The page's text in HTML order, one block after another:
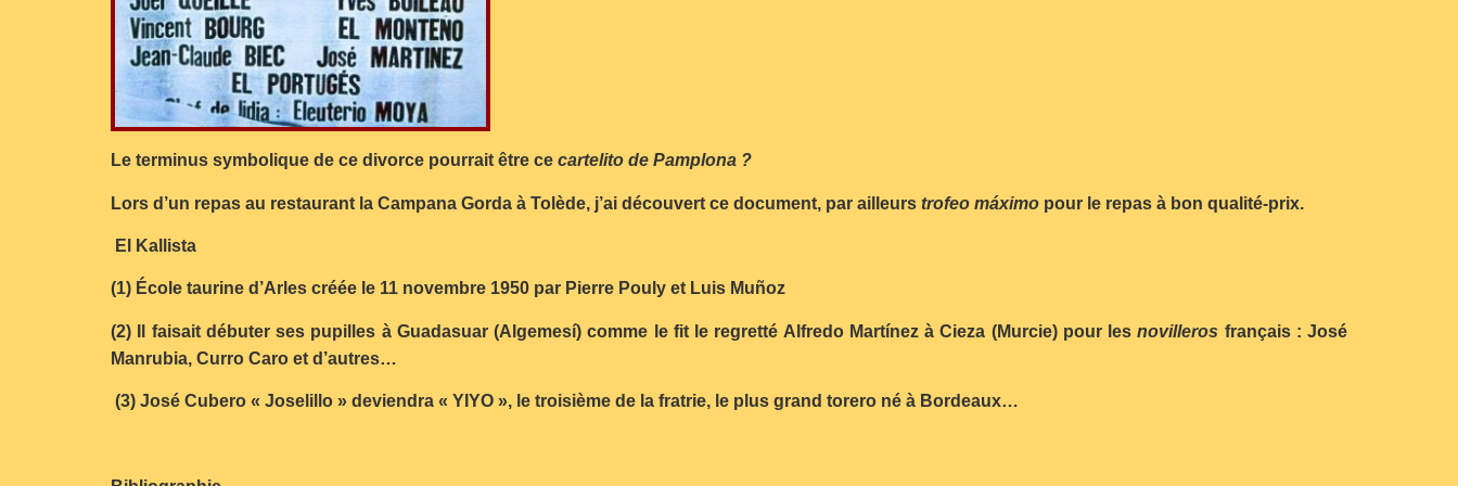
Le terminus symbolique de ce divorce pourrait être ce cartelito de Pamplona ?
Lors d’un repas au restaurant la Campana Gorda à Tolède, j’ai découvert ce document, par ailleurs trofeo máximo pour le repas à bon qualité-prix.
El Kallista
(1) École taurine d’Arles créée le 11 novembre 1950 par Pierre Pouly et Luis Muñoz
(2) Il faisait débuter ses pupilles à Guadasuar (Algemesí) comme le fit le regretté Alfredo Martínez à Cieza (Murcie) pour lesnovilleros français : José
Manrubia, Curro Caro et d’autres…
(3) José Cubero « Joselillo » deviendra « YIYO », le troisième de la fratrie, le plus grand torero né à Bordeaux…